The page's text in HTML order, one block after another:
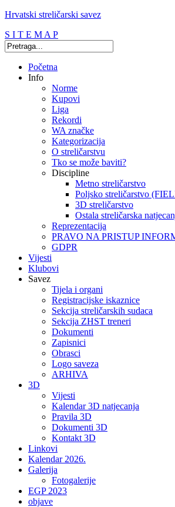
Hrvatski streličarski savez
S I T E M A P
Početna
Info
Norme
Kupovi
Liga
Rekordi
WA značke
Kategorizacija
O streličarstvu
Tko se može baviti?
Discipline
Metno streličarstvo
Poljsko streličarstvo
3D streličarstvo
Ostala streličarska
Reprezentacija
PRAVO NA PRISTUP
GDPR
Vijesti
Klubovi
Savez
Tijela i organi
Registracijske iskaznice
Sekcija streličarskih sudaca
Sekcija ZHST treneri
Dokumenti
Zapisnici
Obrasci
Logo saveza
ARHIVA
3D
Vijesti
Kalendar 3D natjecanja
Pravila 3D
Dokumenti 3D
Kontakt 3D
Linkovi
Kalendar 2026.
Galerija
Fotogalerije
EGP 2023
objave